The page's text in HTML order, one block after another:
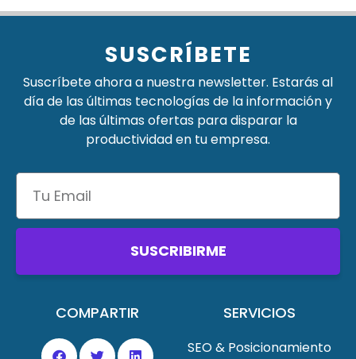
SUSCRÍBETE
Suscríbete ahora a nuestra newsletter. Estarás al
día de las últimas tecnologías de la información y
de las últimas ofertas para disparar la
productividad en tu empresa.
SUSCRIBIRME
COMPARTIR SERVICIOS
SEO & Posicionamiento